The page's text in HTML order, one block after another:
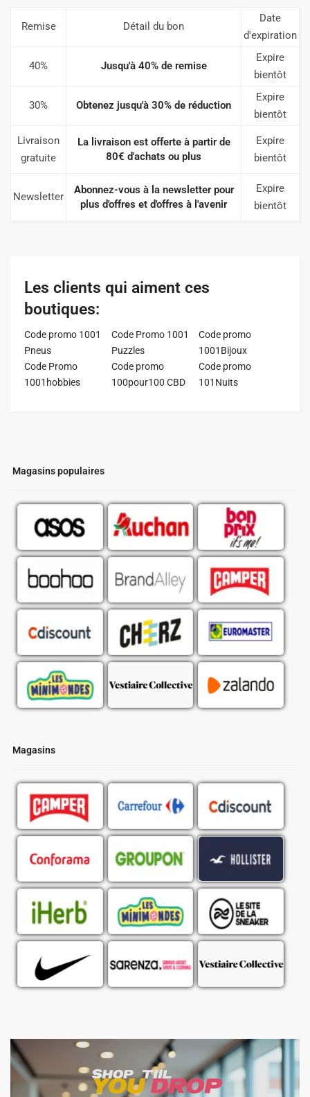
Magasins populaires
Magasins
Remise Détail du bon
Date
d'expiration
40% Jusqu'à 40% de remise
Expire
bientôt
30% Obtenez jusqu'à 30% de réduction
Expire
bientôt
Livraison
gratuite
La livraison est offerte à partir de
80€ d'achats ou plus
Expire
bientôt
Newsletter
Abonnez-vous à la newsletter pour
plus d'offres et d'offres à l'avenir
Expire
bientôt
Les clients qui aiment ces
boutiques:
Code promo 1001
Pneus
Code Promo 1001
Puzzles
Code promo
1001Bijoux
Code Promo
1001hobbies
Code promo
100pour100 CBD
Code promo
101Nuits